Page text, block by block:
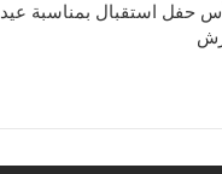
حفل استقبال بمناسبة عيد